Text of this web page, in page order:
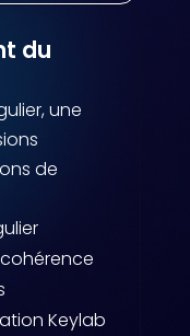
du
une
de
Keylab